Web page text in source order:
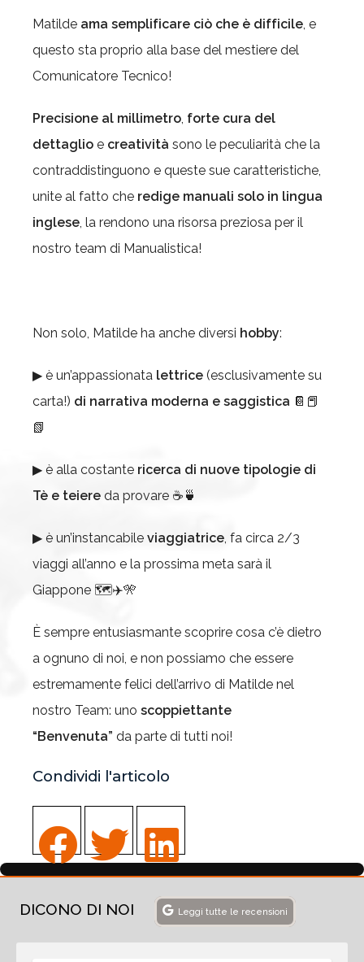
Matilde ama semplificare ciò che è difficile, e
questo sta proprio alla base del mestiere del
Comunicatore Tecnico!
Precisione al millimetro, forte cura del
dettaglio e creatività sono le peculiarità che la
contraddistinguono e queste sue caratteristiche,
unite al fatto che redige manuali solo in lingua
inglese, la rendono una risorsa preziosa per il
nostro team di Manualistica!
Non solo, Matilde ha anche diversi hobby:
▶ è un’appassionata lettrice (esclusivamente su
carta!) di narrativa moderna e saggistica 📔📕
📗
▶ è alla costante ricerca di nuove tipologie di
Tè e teiere da provare ☕🍵
▶ è un’instancabile viaggiatrice, fa circa 2/3
viaggi all’anno e la prossima meta sarà il
Giappone 🗺✈🎌
È sempre entusiasmante scoprire cosa c’è dietro
a ognuno di noi, e non possiamo che essere
estremamente felici dell’arrivo di Matilde nel
nostro Team: uno scoppiettante
“Benvenuta” da parte di tutti noi!
Condividi l'articolo
DICONO DI NOI Leggi tutte le recensioni